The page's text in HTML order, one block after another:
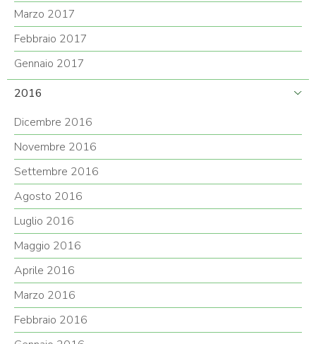
Marzo 2017
Febbraio 2017
Gennaio 2017
2016
Dicembre 2016
Novembre 2016
Settembre 2016
Agosto 2016
Luglio 2016
Maggio 2016
Aprile 2016
Marzo 2016
Febbraio 2016